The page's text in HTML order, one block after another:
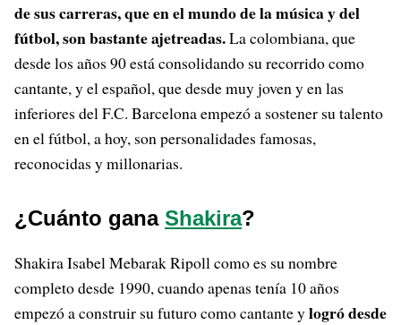
de sus carreras, que en el mundo de la música y del
fútbol, son bastante ajetreadas.La colombiana, que
desde los años 90 está consolidando su recorrido como
cantante, y el español, que desde muy joven y en las
inferiores del F.C. Barcelona empezó a sostener su talento
en el fútbol, a hoy, son personalidades famosas,
reconocidas y millonarias.
¿Cuánto gana Shakira?
Shakira Isabel Mebarak Ripoll como es su nombre
completo desde 1990, cuando apenas tenía 10 años
empezó a construir su futuro como cantante ylogró desde